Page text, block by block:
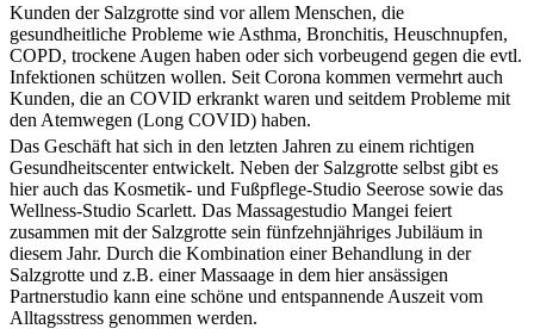
Kunden der Salzgrotte sind vor allem Menschen, die
gesundheitliche Probleme wie Asthma, Bronchitis, Heuschnupfen,
COPD, trockene Augen haben oder sich vorbeugend gegen die evtl.
Infektionen schützen wollen. Seit Corona kommen vermehrt auch
Kunden, die an COVID erkrankt waren und seitdem Probleme mit
den Atemwegen (Long COVID) haben.
Das Geschäft hat sich in den letzten Jahren zu einem richtigen
Gesundheitscenter entwickelt. Neben der Salzgrotte selbst gibt es
hier auch das Kosmetik- und Fußpflege-Studio Seerose sowie das
Wellness-Studio Scarlett. Das Massagestudio Mangei feiert
zusammen mit der Salzgrotte sein fünfzehnjähriges Jubiläum in
diesem Jahr. Durch die Kombination einer Behandlung in der
Salzgrotte und z.B. einer Massaage in dem hier ansässigen
Partnerstudio kann eine schöne und entspannende Auszeit vom
Alltagsstress genommen werden.